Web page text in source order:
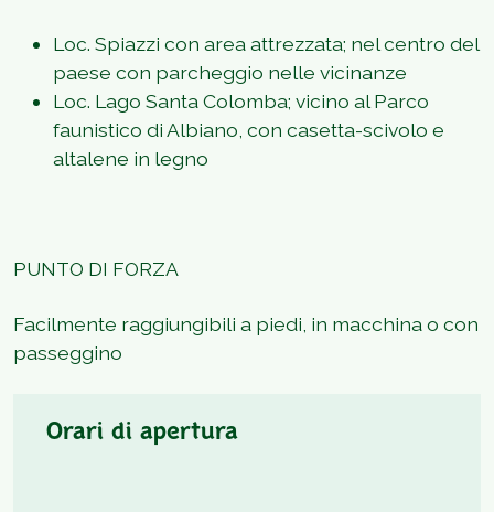
Loc. Spiazzi con area attrezzata; nel centro del
paese con parcheggio nelle vicinanze
Loc. Lago Santa Colomba; vicino al Parco
faunistico di Albiano, con casetta-scivolo e
altalene in legno
PUNTO DI FORZA
Facilmente raggiungibili a piedi, in macchina o con
passeggino
Orari di apertura